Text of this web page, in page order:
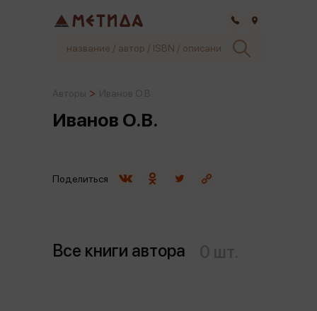
Иванов О.В.
Все книги автора
Поделиться